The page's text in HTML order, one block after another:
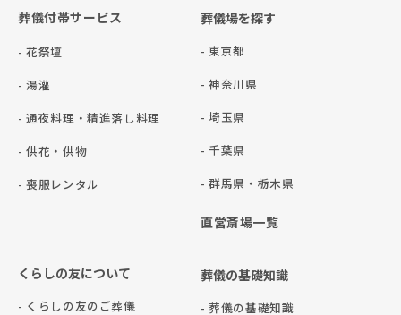
葬儀付帯サービス
- 花祭壇
- 湯灌
- 通夜料理・精進落し料理
- 供花・供物
- 喪服レンタル
葬儀場を探す
- 東京都
- 神奈川県
- 埼玉県
- 千葉県
- 群⾺県・栃⽊県
直営斎場一覧
くらしの友について
- くらしの友のご葬儀
葬儀の基礎知識
- 葬儀の基礎知識